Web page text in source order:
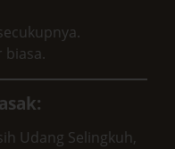
biasa.
Udang Selingkuh,